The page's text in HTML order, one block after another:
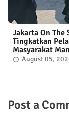
Jakarta On The
Tingkatkan
Masyarakat
August 05,
Post a